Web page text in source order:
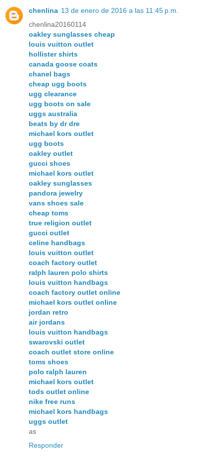
chenlina 13 de enero de 2016 a las 11:45 p.m.
chenlina20160114
oakley sunglasses cheap
louis vuitton outlet
hollister shirts
canada goose coats
chanel bags
cheap ugg boots
ugg clearance
ugg boots on sale
uggs australia
beats by dr dre
michael kors outlet
ugg boots
oakley outlet
gucci shoes
michael kors outlet
oakley sunglasses
pandora jewelry
vans shoes sale
cheap toms
true religion outlet
gucci outlet
celine handbags
louis vuitton outlet
coach factory outlet
ralph lauren polo shirts
louis vuitton handbags
coach factory outlet online
michael kors outlet online
jordan retro
air jordans
louis vuitton handbags
swarovski outlet
coach outlet store online
toms shoes
polo ralph lauren
michael kors outlet
tods outlet online
nike free runs
michael kors handbags
uggs outlet
as
Responder